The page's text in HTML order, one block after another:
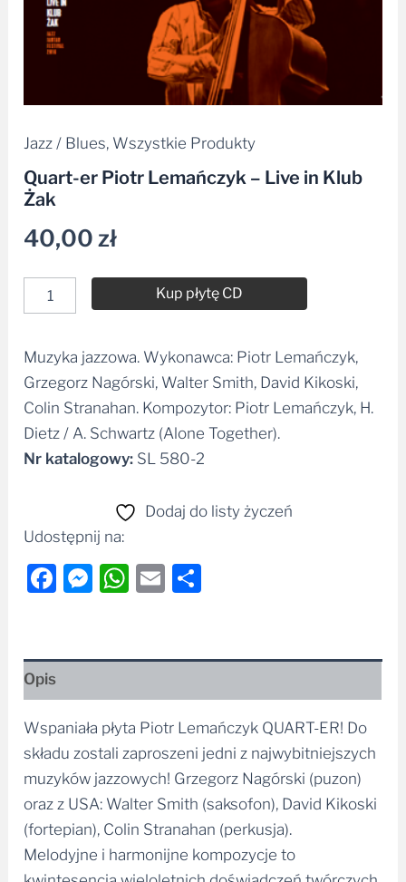
Jazz / Blues, Wszystkie Produkty
Quart-er Piotr Lemańczyk – Live in Klub
Żak
40,00zł
Kup płytę CD
Alternative:
Muzyka jazzowa. Wykonawca: Piotr Lemańczyk,
Grzegorz Nagórski, Walter Smith, David Kikoski,
Colin Stranahan. Kompozytor: Piotr Lemańczyk, H.
Dietz / A. Schwartz (Alone Together).
Nr katalogowy: SL 580-2
Dodaj do listy życzeń
Udostępnij na:
Facebook
Messenger
WhatsApp
Email
Opis
Wspaniała płyta Piotr Lemańczyk QUART-ER! Do
składu zostali zaproszeni jedni z najwybitniejszych
muzyków jazzowych! Grzegorz Nagórski (puzon)
oraz z USA: Walter Smith (saksofon), David Kikoski
(fortepian), Colin Stranahan (perkusja).
Melodyjne i harmonijne kompozycje to